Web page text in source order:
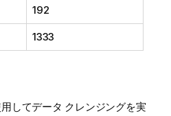
192
1333
してデータ クレンジングを実